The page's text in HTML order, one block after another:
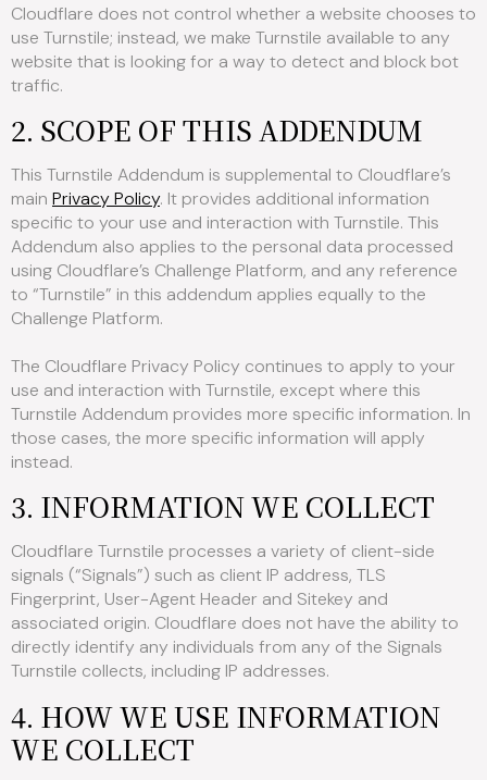
Cloudflare does not control whether a website chooses to
use Turnstile; instead, we make Turnstile available to any
website that is looking for a way to detect and block bot
traffic.
2. SCOPE OF THIS ADDENDUM
This Turnstile Addendum is supplemental to Cloudflare’s
main Privacy Policy. It provides additional information
specific to your use and interaction with Turnstile. This
Addendum also applies to the personal data processed
using Cloudflare’s Challenge Platform, and any reference
to “Turnstile” in this addendum applies equally to the
Challenge Platform.
The Cloudflare Privacy Policy continues to apply to your
use and interaction with Turnstile, except where this
Turnstile Addendum provides more specific information. In
those cases, the more specific information will apply
instead.
3. INFORMATION WE COLLECT
Cloudflare Turnstile processes a variety of client-side
signals (“Signals”) such as client IP address, TLS
Fingerprint, User-Agent Header and Sitekey and
associated origin. Cloudflare does not have the ability to
directly identify any individuals from any of the Signals
Turnstile collects, including IP addresses.
4. HOW WE USE INFORMATION
WE COLLECT